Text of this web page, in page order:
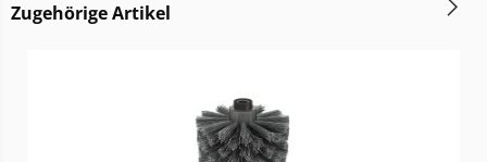
Zugehörige Artikel